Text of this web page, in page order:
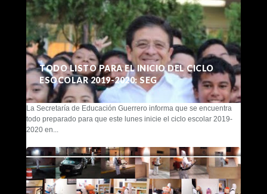
TODO LISTO PARA EL INICIO DEL CICLO
ESOCOLAR 2019-2020: SEG
La Secretaría de Educación Guerrero informa que se encuentra
todo preparado para que este lunes inicie el ciclo escolar 2019-
2020 en...